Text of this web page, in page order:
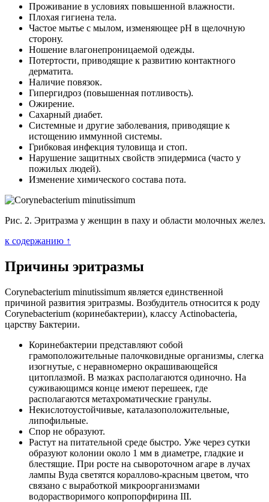
Проживание в условиях повышенной влажности.
Плохая гигиена тела.
Частое мытье с мылом, изменяющее рН в щелочную
сторону.
Ношение влагонепроницаемой одежды.
Потертости, приводящие к развитию контактного
дерматита.
Наличие повязок.
Гипергидроз (повышенная потливость).
Ожирение.
Сахарный диабет.
Системные и другие заболевания, приводящие к
истощению иммунной системы.
Грибковая инфекция туловища и стоп.
Нарушение защитных свойств эпидермиса (часто у
пожилых людей).
Изменение химического состава пота.
Рис. 2. Эритразма у женщин в паху и области молочных желез.
к содержанию ↑
Причины эритразмы
Corynebacterium minutissimum является единственной
причиной развития эритразмы. Возбудитель относится к роду
Corynebacterium (коринебактерии), классу Actinobacteria,
царству Бактерии.
Коринебактерии представляют собой
грамоположительные палочковидные организмы, слегка
изогнутые, с неравномерно окрашивающейся
цитоплазмой. В мазках располагаются одиночно. На
суживающимся конце имеют перешеек, где
располагаются метахроматические гранулы.
Некислотоустойчивые, каталазоположительные,
липофильные.
Спор не образуют.
Растут на питательной среде быстро. Уже через сутки
образуют колонии около 1 мм в диаметре, гладкие и
блестящие. При росте на сывороточном агаре в лучах
лампы Вуда светятся кораллово-красным цветом, что
связано с выработкой микроорганизмами
водорастворимого копропорфирина III.